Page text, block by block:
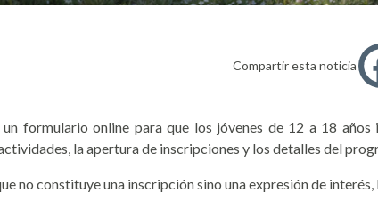
Compartir esta noticia
formulario online para que los jóvenes de 12 a 18
la apertura de inscripciones y los detalles del
no constituye una inscripción sino una expresión de